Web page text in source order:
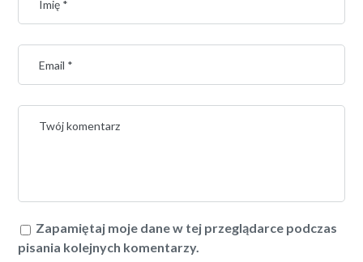
Zapamiętaj moje dane w tej przeglądarce podczas
pisania kolejnych komentarzy.